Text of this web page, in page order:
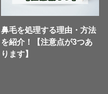
鼻毛を処理する理由・方法
を紹介！【注意点が3つあ
ります】